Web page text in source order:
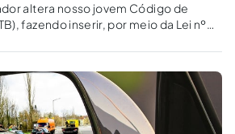
altera nosso jovem Código de
fazendo inserir, por meio da Lei nº
permissão de penas restritivas de